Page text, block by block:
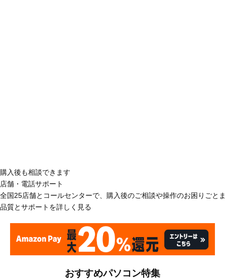
購入後も相談できます
店舗・電話サポート
全国25店舗とコールセンターで、購入後のご相談や操作のお困りごと
品質とサポートを詳しく見る
おすすめパソコン特集